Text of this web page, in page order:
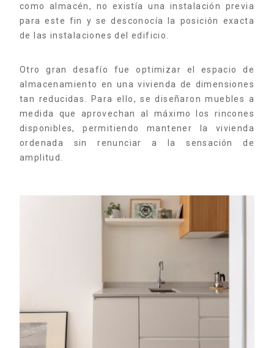
como almacén, no existía una instalación previa
para este fin y se desconocía la posición exacta
de las instalaciones del edificio.
Otro gran desafío fue optimizar el espacio de
almacenamiento en una vivienda de dimensiones
tan reducidas. Para ello, se diseñaron muebles a
medida que aprovechan al máximo los rincones
disponibles, permitiendo mantener la vivienda
ordenada sin renunciar a la sensación de
amplitud.